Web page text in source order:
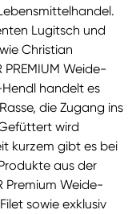
Lugitsch und
Christian
Weide-
handelt es
die Zugang ins
wird
kurzem gibt es bei
Produkte aus der
Premium Weide-
sowie exklusiv